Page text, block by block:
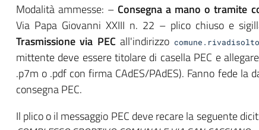
Modalità ammesse: – Consegna a mano o tramite
Via Papa Giovanni XXIII n. 22 – plico chiuso e
Trasmissione via PEC all'indirizzo
mittente deve essere titolare di casella PEC e
.p7m o .pdf con firma CAdES/PAdES). Fanno fede
consegna PEC.
Il plico o il messaggio PEC deve recare la seguente